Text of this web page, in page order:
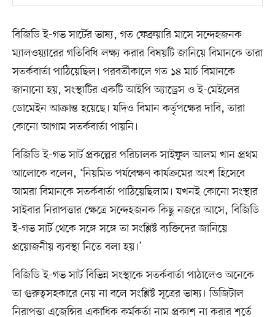
বিজিডি ই-গভ সার্টের ভাষ্য, গত ফেব্রুয়ারি মাসে সন্দেহজনক
ম্যালওয়্যারের গতিবিধি লক্ষ্য করার বিষয়টি জানিয়ে বিমানকে তারা
সতর্কবার্তা পাঠিয়েছিল। পরবর্তীকালে গত ১৪ মার্চ বিমানকে
জানানো হয়, সংস্থাটির একটি আইপি অ্যাড্রেস ও ই-মেইলের
ডোমেইন আক্রান্ত হয়েছে। যদিও বিমান কর্তৃপক্ষের দাবি, তারা
কোনো আগাম সতর্কবার্তা পায়নি।
বিজিডি ই-গভ সার্ট প্রকল্পের পরিচালক সাইফুল আলম খান প্রথম
আলোকে বলেন, ‘নিয়মিত পর্যবেক্ষণ কার্যক্রমের অংশ হিসেবে
আমরা বিমানকে সতর্কবার্তা পাঠিয়েছিলাম। যখনই কোনো সংস্থার
সাইবার নিরাপত্তার ক্ষেত্রে সন্দেহজনক কিছু নজরে আসে, বিজিডি
ই-গভ সার্ট থেকে সঙ্গে সঙ্গে তা সংশ্লিষ্ট ব্যক্তিদের জানিয়ে
প্রয়োজনীয় ব্যবস্থা নিতে বলা হয়।’
বিজিডি ই-গভ সার্ট বিভিন্ন সংস্থাকে সতর্কবার্তা পাঠালেও অনেকে
তা গুরুত্বসহকারে নেয় না বলে সংশ্লিষ্ট সূত্রের ভাষ্য। ডিজিটাল
নিরাপত্তা এজেন্সির একাধিক কর্মকর্তা নাম প্রকাশ না করার শর্তে